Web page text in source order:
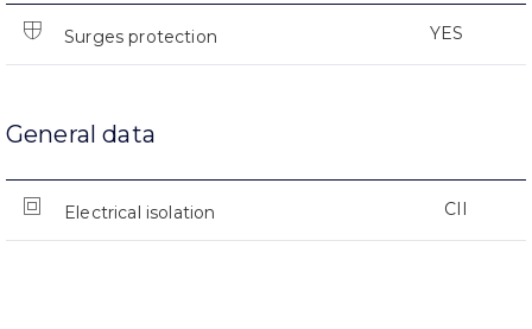
Surges protection YES
General data
Electrical isolation CII